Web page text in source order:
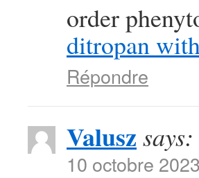
order
ditropan
Répondre
Valusz says:
10 octobre